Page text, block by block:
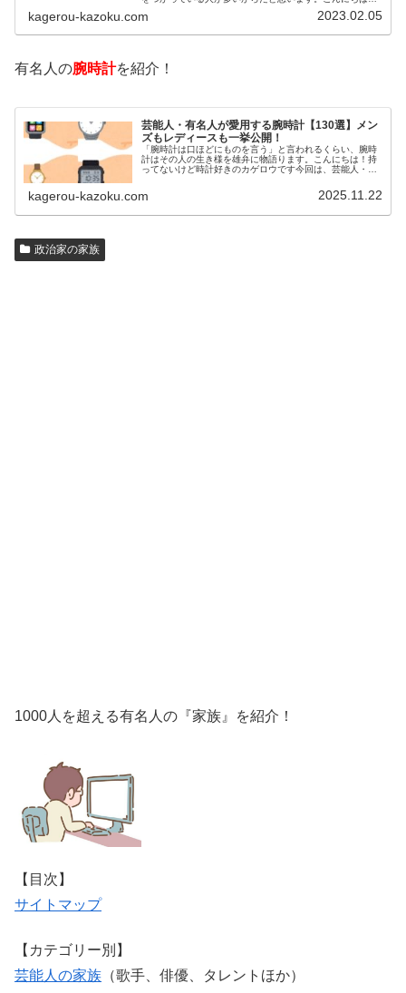
いるのでしょうか？今回は、芸能人…
kagerou-kazoku.com 2023.02.05
有名人の腕時計を紹介！
芸能人・有名人が愛用する腕時計【130選】メン
ズもレディースも一挙公開！
「腕時計は口ほどにものを言う」と言われるくらい、腕時
計はその人の生き様を雄弁に物語ります。こんにちは！持
ってないけど時計好きのカゲロウです今回は、芸能人・有
kagerou-kazoku.com 2025.11.22
政治家の家族
1000人を超える有名人の『家族』を紹介！
【目次】
サイトマップ
【カテゴリー別】
芸能人の家族 （歌手、俳優、タレントほか）